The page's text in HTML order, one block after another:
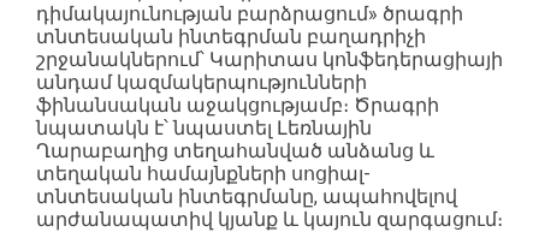
դիմակայունության բարձրացում» ծրագրի
տնտեսական ինտեգրման բաղադրիչի
շրջանակներում՝ Կարիտաս կոնֆեդերացիայի
անդամ կազմակերպությունների
ֆինանսական աջակցությամբ։ Ծրագրի
նպատակն է՝ նպաստել Լեռնային
Ղարաբաղից տեղահանված անձանց և
տեղական համայնքների սոցիալ-
տնտեսական ինտեգրմանը, ապահովելով
արժանապատիվ կյանք և կայուն զարգացում։